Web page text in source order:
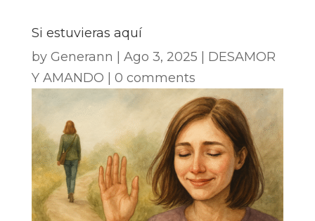
Si estuvieras aquí
by Generann Ago 3, 2025
DESAMOR
Y AMANDO
0 comments